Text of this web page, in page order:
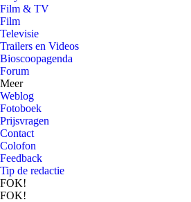
Film & TV
Film
Televisie
Trailers en Videos
Bioscoopagenda
Forum
Meer
Weblog
Fotoboek
Prijsvragen
Contact
Colofon
Feedback
Tip de redactie
FOK!
FOK!